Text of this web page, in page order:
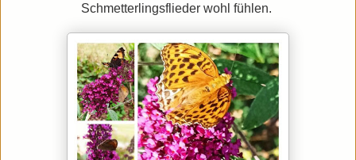
Schmetterlingsflieder wohl fühlen.